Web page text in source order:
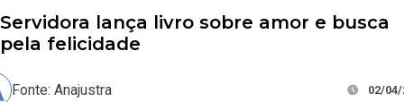
Servidora lança livro sobre amor e busca
pela felicidade
Fonte: Anajustra 02/04/